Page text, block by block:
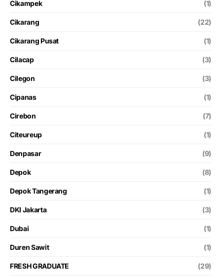
Cikampek (1)
Cikarang (22)
Cikarang Pusat (1)
Cilacap (3)
Cilegon (3)
Cipanas (1)
Cirebon (7)
Citeureup (1)
Denpasar (9)
Depok (8)
Depok Tangerang (1)
DKI Jakarta (3)
Dubai (1)
Duren Sawit (1)
FRESH GRADUATE (29)